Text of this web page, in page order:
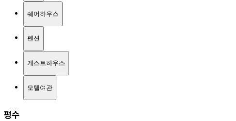
쉐어하우스
펜션
게스트하우스
모텔여관
평수